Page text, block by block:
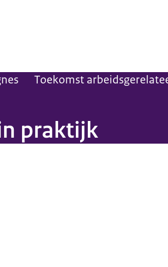
Toekomst
praktijk